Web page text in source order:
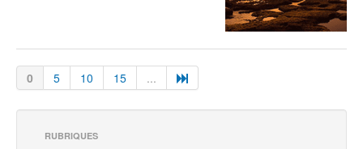
0 5 10 15 ...
RUBRIQUES